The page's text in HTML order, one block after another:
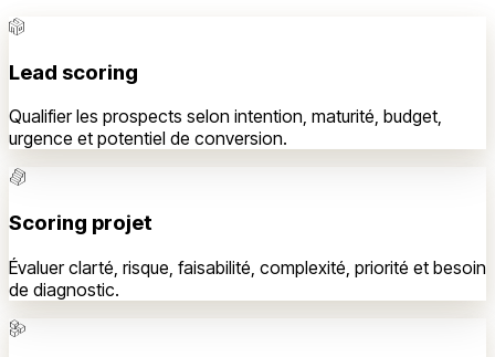
Lead scoring
Qualifier les prospects selon intention, maturité, budget,
urgence et potentiel de conversion.
Scoring projet
Évaluer clarté, risque, faisabilité, complexité, priorité et besoin
de diagnostic.